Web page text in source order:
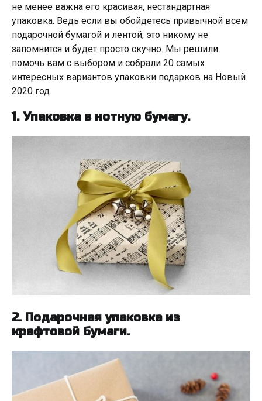
не менее важна его красивая, нестандартная
упаковка. Ведь если вы обойдетесь привычной всем
подарочной бумагой и лентой, это никому не
запомнится и будет просто скучно. Мы решили
помочь вам с выбором и собрали 20 самых
интересных вариантов упаковки подарков на Новый
2020 год.
1. Упаковка в нотную бумагу.
2. Подарочная упаковка из
крафтовой бумаги.